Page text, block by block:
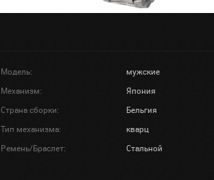
Модель: мужские
Механизм:
Япония
Страна сборки:
Бельгия
Тип механизма:
кварц
Ремень/Браслет:
Стальной